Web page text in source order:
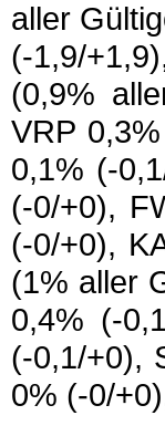
aller
(-1,9/
(0,9%
VRP
0,1% (-
(-0/+0),
(-0/+0),
(1% aller
0,4% (-
(-0,1/+0),
0% (-0/